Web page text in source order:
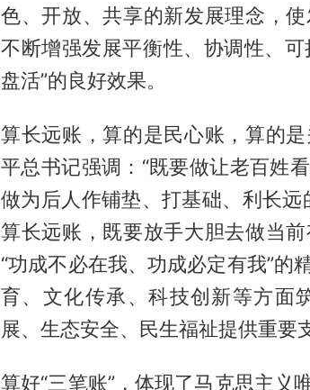
色、开放、共享的新发展理念，
不断增强发展平衡性、协调性、
盘活”的良好效果。
算长远账，算的是民心账，算的
平总书记强调：“既要做让老百姓
做为后人作铺垫、打基础、利长远
算长远账，既要放手大胆去做当
“功成不必在我、功成必定有我”的
育、文化传承、科技创新等方面
展、生态安全、民生福祉提供重要
算好“三笔账”，体现了马克思主义